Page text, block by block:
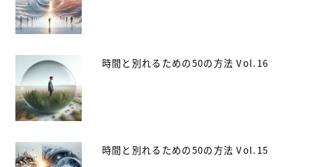
時間と別れるための50の方法 Vol.16
時間と別れるための50の方法 Vol.15